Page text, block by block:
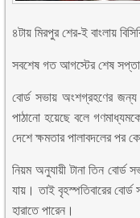
৪টায় মিরপুর শের-ই বাংলায়
সবশেষ গত আগস্টের শেষ
বোর্ড সভায় অংশগ্রহণের জন্য
পাঠানো হয়েছে বলে
দেশে ক্ষমতার পালাবদলের পর
নিয়ম অনুযায়ী টানা তিন বোর্ড
যায়। তাই বৃহস্পতিবারের
হারাতে পারেন।